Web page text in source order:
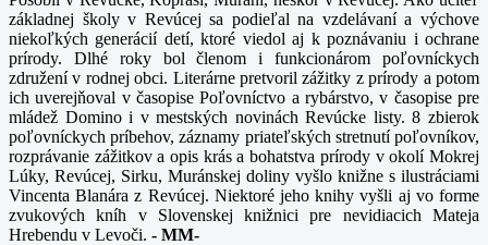
základnej školy v Revúcej sa podieľal na vzdelávaní a výchove
niekoľkých generácií detí, ktoré viedol aj k poznávaniu i ochrane
prírody. Dlhé roky bol členom i funkcionárom poľovníckych
združení v rodnej obci. Literárne pretvoril zážitky z prírody a potom
ich uverejňoval v časopise Poľovníctvo a rybárstvo, v časopise pre
mládež Domino i v mestských novinách Revúcke listy. 8 zbierok
poľovníckych príbehov, záznamy priateľských stretnutí poľovníkov,
rozprávanie zážitkov a opis krás a bohatstva prírody v okolí Mokrej
Lúky, Revúcej, Sirku, Muránskej doliny vyšlo knižne s ilustráciami
Vincenta Blanára z Revúcej. Niektoré jeho knihy vyšli aj vo forme
zvukových kníh v Slovenskej knižnici pre nevidiacich Mateja
Hrebendu v Levoči. - MM-